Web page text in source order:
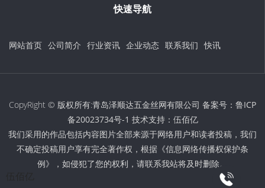
快速导航
网站首页 公司简介 行业资讯 企业动态 联系我们 快讯
CopyRight © 版权所有:青岛泽顺达五金丝网有限公司 备案号： 鲁ICP
备20023734号-1 技术支持： 伍佰亿
我们采用的作品包括内容图片全部来源于网络用户和读者投稿，我们
不确定投稿用户享有完全著作权，根据《信息网络传播权保护条
例》，如侵犯了您的权利，请联系我站将及时删除。